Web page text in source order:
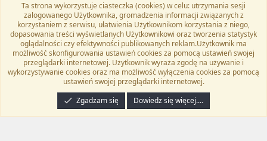
Flat Awesome + (Parent DO NOT EDIT)
Polski (PL)
Kontakt
Regulamin Polityka prywatności Pomoc
TwitterKontakt
RSS
Community platform by XenForo® © 2010-2024 XenForo Ltd.
programyzadarmo.net.pl . | Xenforo Add-ons
Email Check by MPM.PM
Ta strona wykorzystuje ciasteczka (cookies) w celu: utrzymania sesji
zalogowanego Użytkownika, gromadzenia informacji związanych z
korzystaniem z serwisu, ułatwienia Użytkownikom korzystania z niego,
dopasowania treści wyświetlanych Użytkownikowi oraz tworzenia statystyk
oglądalności czy efektywności publikowanych reklam.Użytkownik ma
możliwość skonfigurowania ustawień cookies za pomocą ustawień swojej
przeglądarki internetowej. Użytkownik wyraża zgodę na używanie i
wykorzystywanie cookies oraz ma możliwość wyłączenia cookies za pomocą
ustawień swojej przeglądarki internetowej.
Zgadzam się
Dowiedz się więcej.…